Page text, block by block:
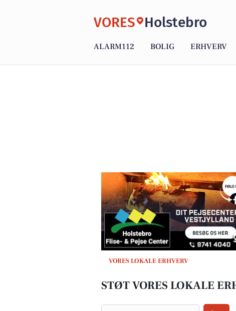
VORES Holstebro
ALARM112 BOLIG ERHVERV
VORES LOKALE ERHVERV
STØT VORES LOKALE